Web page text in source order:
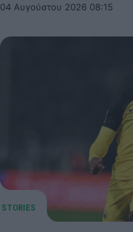
04 Αυγούστου 2026 08:15